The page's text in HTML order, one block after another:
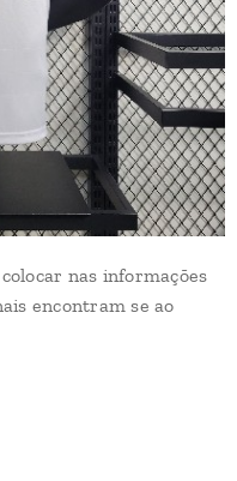
nas informações
encontram se ao